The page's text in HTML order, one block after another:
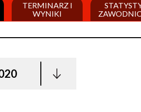
TERMINARZ I
WYNIKI